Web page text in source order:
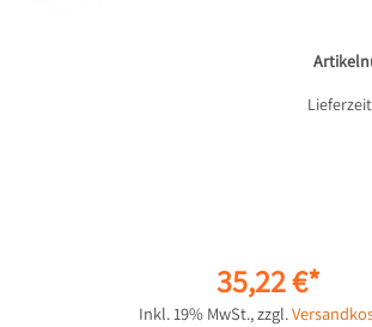
35,22 €
Inkl. 19% MwSt.,zzgl.